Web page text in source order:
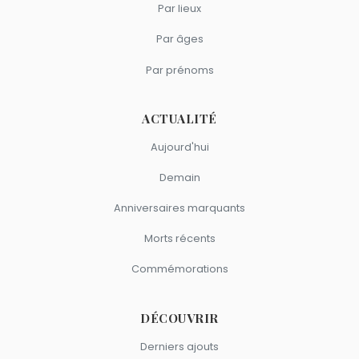
Par lieux
Par âges
Par prénoms
ACTUALITÉ
Aujourd'hui
Demain
Anniversaires marquants
Morts récents
Commémorations
DÉCOUVRIR
Derniers ajouts